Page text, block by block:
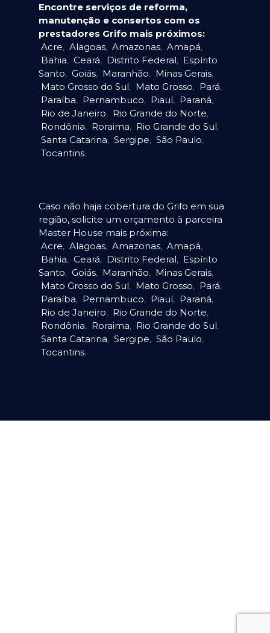
Encontre serviços de reforma,
manutenção e consertos com os
prestadores Grifo mais próximos:
Acre, Alagoas, Amazonas, Amapá,
Bahia, Ceará, Distrito Federal, Espírito
Santo, Goiás, Maranhão, Minas Gerais,
Mato Grosso do Sul, Mato Grosso, Pará,
Paraíba, Pernambuco, Piauí, Paraná,
Rio de Janeiro, Rio Grande do Norte,
Rondônia, Roraima, Rio Grande do Sul,
Santa Catarina, Sergipe, São Paulo,
Tocantins.
Caso não haja cobertura do Grifo em sua
região, solicite um orçamento à parceira
Master House mais próxima:
Acre, Alagoas, Amazonas, Amapá,
Bahia, Ceará, Distrito Federal, Espírito
Santo, Goiás, Maranhão, Minas Gerais,
Mato Grosso do Sul, Mato Grosso, Pará,
Paraíba, Pernambuco, Piauí, Paraná,
Rio de Janeiro, Rio Grande do Norte,
Rondônia, Roraima, Rio Grande do Sul,
Santa Catarina, Sergipe, São Paulo,
Tocantins.